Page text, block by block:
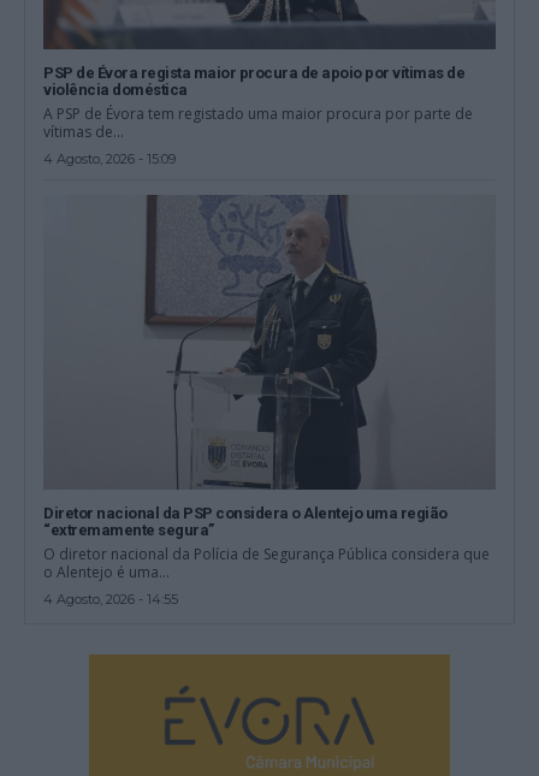
PSP de Évora regista maior procura de apoio por vítimas de
violência doméstica
A PSP de Évora tem registado uma maior procura por parte de
vítimas de...
4 Agosto, 2026 - 15:09
Diretor nacional da PSP considera o Alentejo uma região
“extremamente segura”
O diretor nacional da Polícia de Segurança Pública considera que
o Alentejo é uma...
4 Agosto, 2026 - 14:55